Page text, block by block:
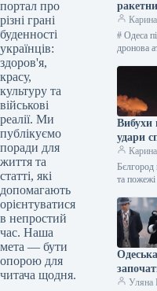
портал про
різні грані
буденності
українців:
здоров'я,
красу,
культуру та
військові
реалії. Ми
публікуємо
поради для
життя та
статті, які
допомагають
орієнтуватися
в непростий
час. Наша
мета — бути
опорою для
читача щодня.
# Одеса
дронова
Вибухи
удари
Бєлгород
та
серіал
Уляна